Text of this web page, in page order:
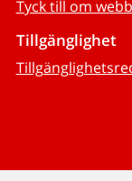
Tyck till om
Tillgänglighet